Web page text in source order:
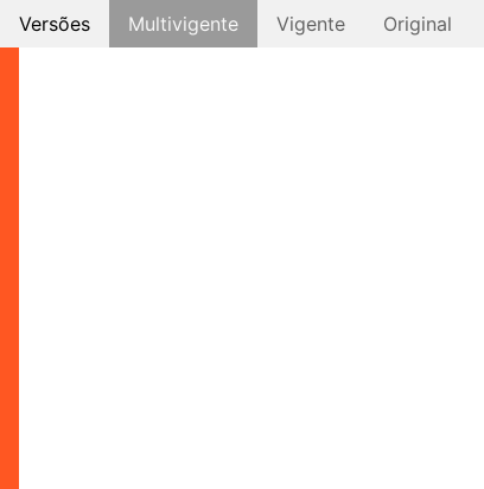
Versões Multivigente Vigente Original